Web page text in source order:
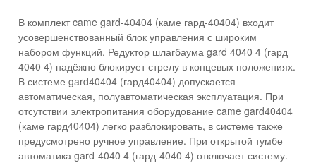
В комплект came gard-40404 (каме гард-40404) входит
усовершенствованный блок управления с широким
набором функций. Редуктор шлагбаума gard 4040 4 (гард
4040 4) надёжно блокирует стрелу в концевых положениях.
В системе gard40404 (гард40404) допускается
автоматическая, полуавтоматическая эксплуатация. При
отсутствии электропитания оборудование came gard40404
(каме гард40404) легко разблокировать, в системе также
предусмотрено ручное управление. При открытой тумбе
автоматика gard-4040 4 (гард-4040 4) отключает систему.